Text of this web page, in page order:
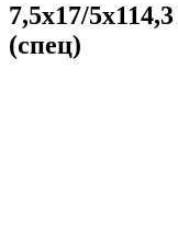
7,5x17/
(спец)